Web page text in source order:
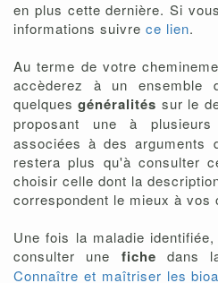
en plus cette dernière. Si
informations suivre ce lien.
Au terme de votre
accèderez à un ensemble
quelquesgénéralités sur le
proposant une à
associées à des arguments
restera plus qu'à consulter
choisir celle dont la
correspondent le mieux à vos
Une fois la maladie
consulter une fiche dans
Connaître et maîtriser les